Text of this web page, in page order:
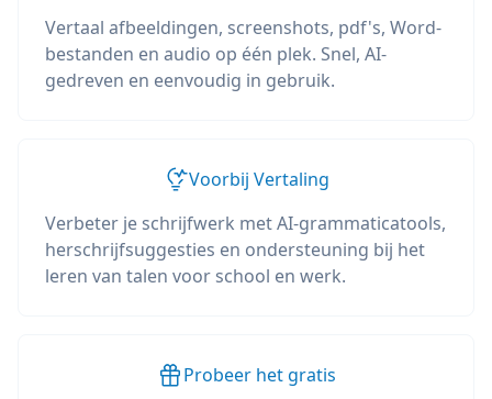
Vertaal afbeeldingen, screenshots, pdf's, Word-
bestanden en audio op één plek. Snel, AI-
gedreven en eenvoudig in gebruik.
Voorbij Vertaling
Verbeter je schrijfwerk met AI-grammaticatools,
herschrijfsuggesties en ondersteuning bij het
leren van talen voor school en werk.
Probeer het gratis